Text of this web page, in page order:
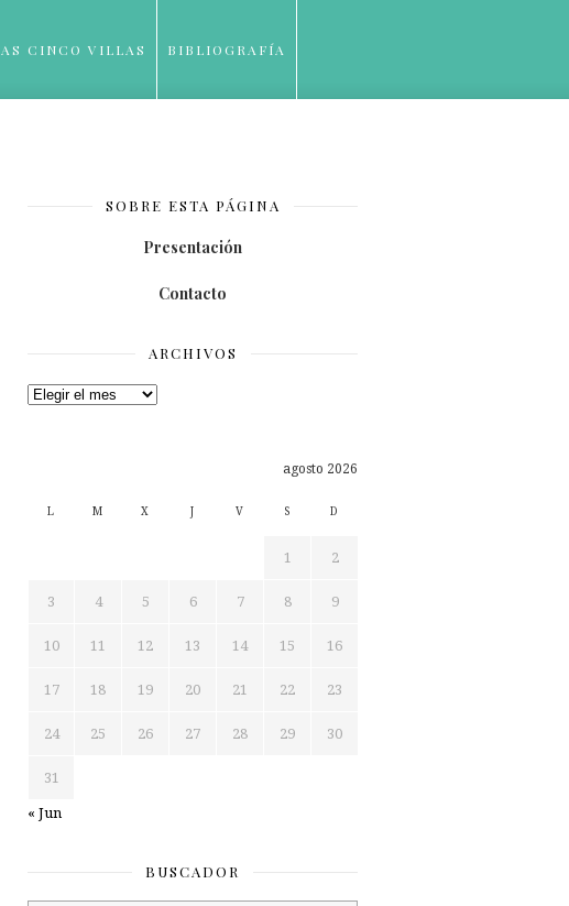
CINCO VILLAS BIBLIOGRAFÍA
SOBRE ESTA PÁGINA
Presentación
Contacto
ARCHIVOS
Archivos
agosto 2026
L M X J V S D
1 2
3 4 5 6 7 8 9
10 11 12 13 14 15 16
17 18 19 20 21 22 23
24 25 26 27 28 29 30
31
« Jun
BUSCADOR